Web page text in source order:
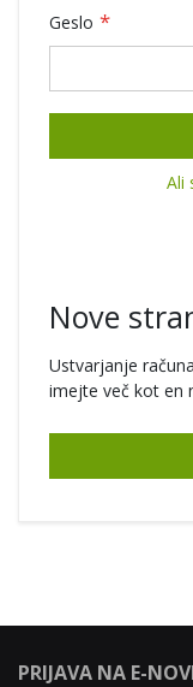
Geslo
Ali
Nove
Ustvarjanje
imejte več kot en
PRIJAVA NA E-